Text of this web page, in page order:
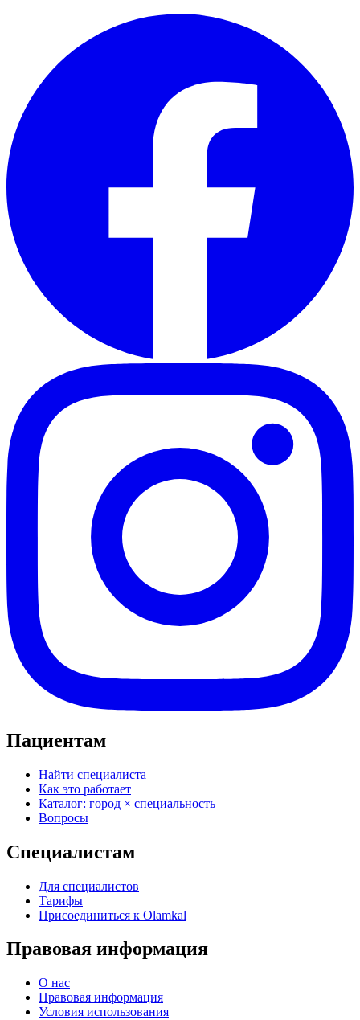
Пациентам
Найти специалиста
Как это работает
Каталог: город × специальность
Вопросы
Специалистам
Для специалистов
Тарифы
Присоединиться к Olamkal
Правовая информация
О нас
Правовая информация
Условия использования